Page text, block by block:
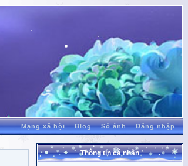
Mạng xã hội Blog Sổ ảnh Đăng nhập
Thông tin cá nhân